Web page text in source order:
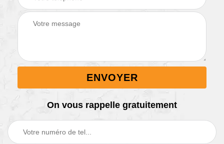
On vous rappelle gratuitement